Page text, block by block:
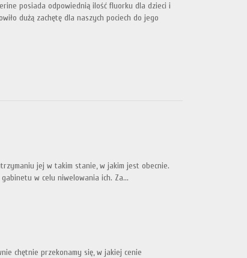
posiada odpowiednią ilość fluorku dla dzieci i
dużą zachętę dla naszych pociech do jego
jej w takim stanie, w jakim jest obecnie.
w celu niwelowania ich. Za...
chętnie przekonamy się, w jakiej cenie